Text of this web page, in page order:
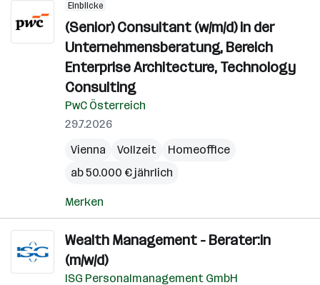
Einblicke
(Senior) Consultant (w/m/d) in der
Unternehmensberatung, Bereich
Enterprise Architecture, Technology
Consulting
PwC Österreich
29.7.2026
Vienna
Vollzeit
Homeoffice
ab 50.000 € jährlich
Merken
Wealth Management - Berater:in
(m/w/d)
ISG Personalmanagement GmbH